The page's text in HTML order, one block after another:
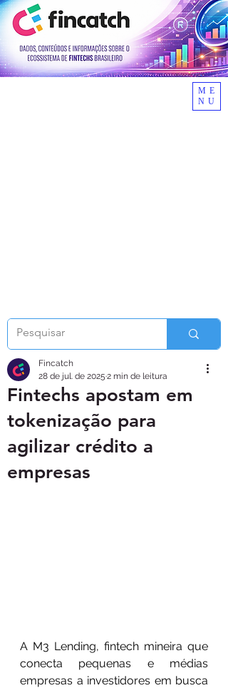
ME
NU
Fintechs apostam em
tokenização para
agilizar crédito a
empresas
Fincatch
28 de jul. de 2025 2 min de leitura
A M3 Lending, fintech mineira que
conecta pequenas e médias
empresas a investidores em busca